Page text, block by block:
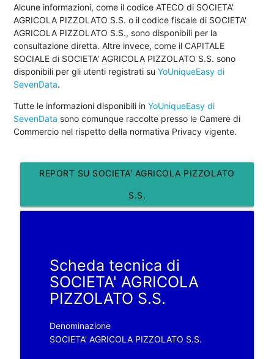
Alcune informazioni, come il codice ATECO di SOCIETA'
AGRICOLA PIZZOLATO S.S. o il codice fiscale di SOCIETA'
AGRICOLA PIZZOLATO S.S., sono disponibili per la
consultazione diretta. Altre invece, come il CAPITALE
SOCIALE di SOCIETA' AGRICOLA PIZZOLATO S.S. sono
disponibili per gli utenti registrati suYoUniqueEasy di
SevenData.
Tutte le informazioni disponibili inYoUniqueEasy di
SevenData sono comunque raccolte presso le Camere di
Commercio nel rispetto della normativa Privacy vigente.
REPORT SU SOCIETA' AGRICOLA PIZZOLATO
S.S.
Scheda tecnica di
SOCIETA' AGRICOLA
PIZZOLATO S.S.
Denominazione
SOCIETA' AGRICOLA PIZZOLATO S.S.